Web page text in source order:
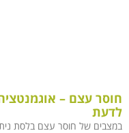
חוסר עצם –
לדעת
במצבים של חוסר עצם בלסת